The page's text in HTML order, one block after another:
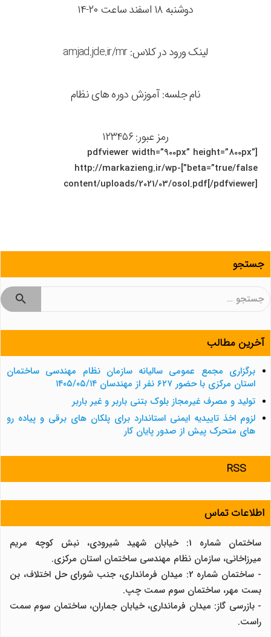
دوشنبه ۱۸ اسفند ساعت ۲۰-۱۴
لینک ورود در کلاس: amjad.jde.ir/mr
نام جلسه: آموزش دوره های نظام
رمز عبور: ۱۲۳۴۵۶
[pdfviewer width=”900px” height=”800px”
beta=”true/false”]http://markazieng.ir/wp-
content/uploads/2021/03/osol.pdf[/pdfviewer]
جستجو
جستجو
آخرین مطالب
برگزاری مجمع عمومی سالیانه سازمان نظام مهندسی ساختمان
استان مرکزی با حضور ۶۲۷ نفر از مهندسان ۱۴۰۵/۰۵/۱۴
تولید و مصرف غیرمجاز بلوک بتنی باربر و غیر باربر
لزوم اخذ تاییدیه ایمنی استاندارد برای پلکان های برقی و پیاده رو
های متحرک پیش از صدور پایان کار
RSS
اطلاعات تماس
ساختمان شماره 1: خیابان شهید شیرودی، نبش کوچه مریم
میرزاخانی، سازمان نظام مهندسی ساختمان استان مرکزی.
- ساختمان شماره 2: میدان فرمانداری، جنب شورای حل اختلاف، بن
بست مهر، ساختمان سوم سمت چپ.
- بازرسی گاز: میدان فرمانداری، خیابان جماران، ساختمان سوم سمت
راست.